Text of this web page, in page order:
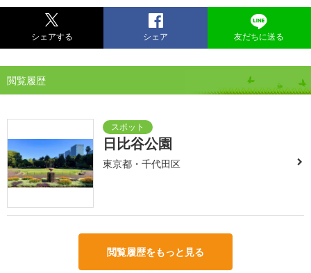
シェアする シェア 友だちに送る
閲覧履歴
日比谷公園
東京都・千代田区
閲覧履歴をもっと見る